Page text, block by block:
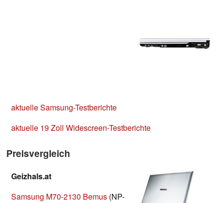
aktuelle Samsung-Testberichte
aktuelle 19 Zoll Widescreen-Testberichte
Preisvergleich
Geizhals.at
Samsung M70-2130 Bemus (NP-